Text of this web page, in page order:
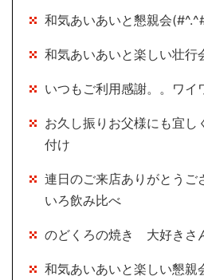
和気あいあいと懇親会
和気あいあいと楽しい壮行
いつもご利用感謝。。ワイ
お久し振りお父様にも宜し
付け
連日のご来店ありがとうご
いろ飲み比べ
のどくろの焼き 大好きさ
和気あいあいと楽しい懇親